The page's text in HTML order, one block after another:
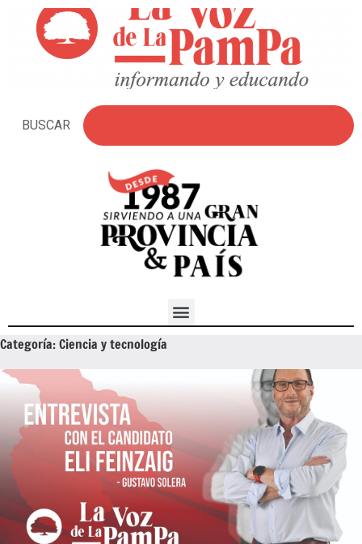
BUSCAR
Categoría:Ciencia y tecnología